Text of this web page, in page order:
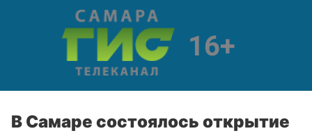
В Самаре состоялось открытие